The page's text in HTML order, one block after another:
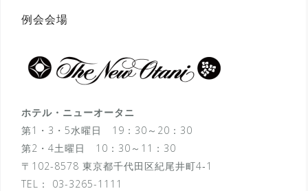
例会会場
ホテル・ニューオータニ
第1・3・5水曜日 19：30～20：30
第2・4土曜日 10：30～11：30
〒102-8578 東京都千代田区紀尾井町4‐1
TEL： 03-3265-1111